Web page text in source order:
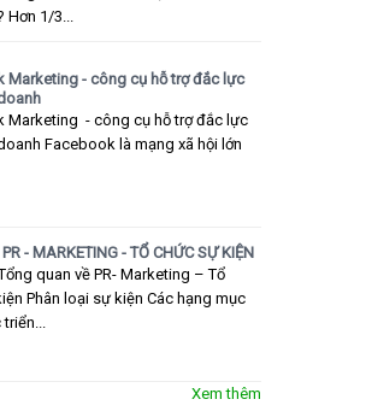
1/3...
Marketing - công cụ hỗ trợ đắc lực
Marketing - công cụ hỗ trợ đắc lực
Facebook là mạng xã hội lớn
- MARKETING - TỔ CHỨC SỰ KIỆN
quan về PR- Marketing – Tổ
Phân loại sự kiện Các hạng mục
Xem thêm